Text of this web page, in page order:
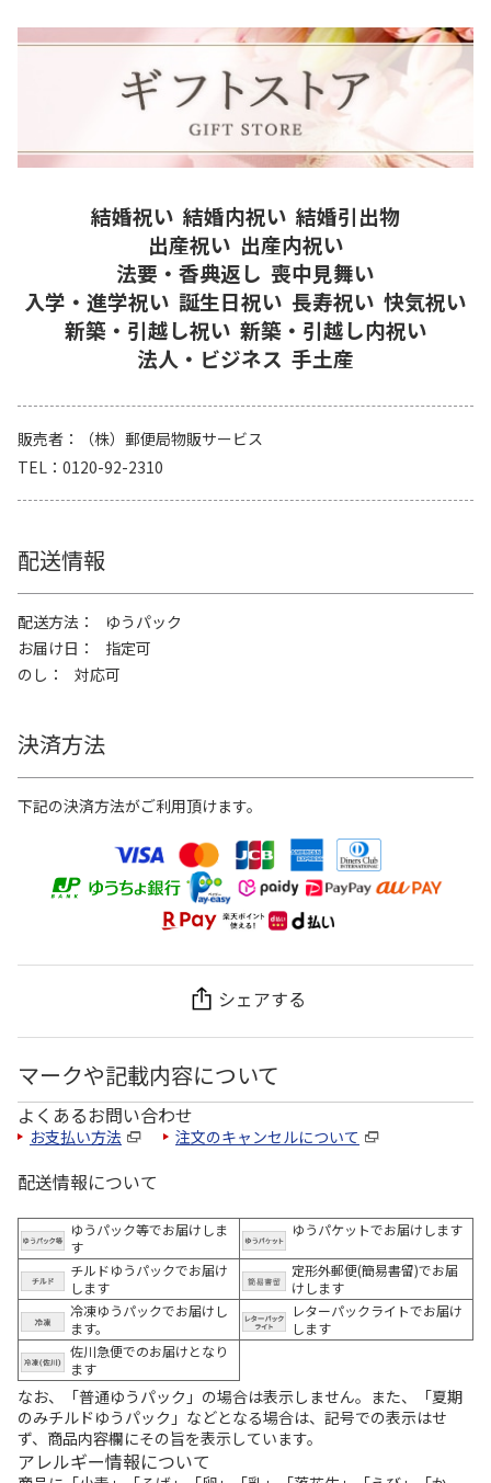
結婚祝い 結婚内祝い 結婚引出物
出産祝い 出産内祝い
法要・香典返し 喪中見舞い
入学・進学祝い 誕生日祝い 長寿祝い 快気祝い
新築・引越し祝い 新築・引越し内祝い
法人・ビジネス 手土産
販売者
（株）郵便局物販サービス
TEL
0120-92-2310
配送情報
配送方法
ゆうパック
お届け日
指定可
のし
対応可
決済方法
下記の決済方法がご利用頂けます。
シェアする
マークや記載内容について
よくあるお問い合わせ
お支払い方法 注文のキャンセルについて
配送情報について
ゆうパック等でお届けしま
す
ゆうパケットでお届けします
チルドゆうパックでお届け
します
定形外郵便(簡易書留)でお届
けします
冷凍ゆうパックでお届けし
ます。
レターパックライトでお届け
します
佐川急便でのお届けとなり
ます
なお、「普通ゆうパック」の場合は表示しません。また、「夏期
のみチルドゆうパック」などとなる場合は、記号での表示はせ
ず、商品内容欄にその旨を表示しています。
アレルギー情報について